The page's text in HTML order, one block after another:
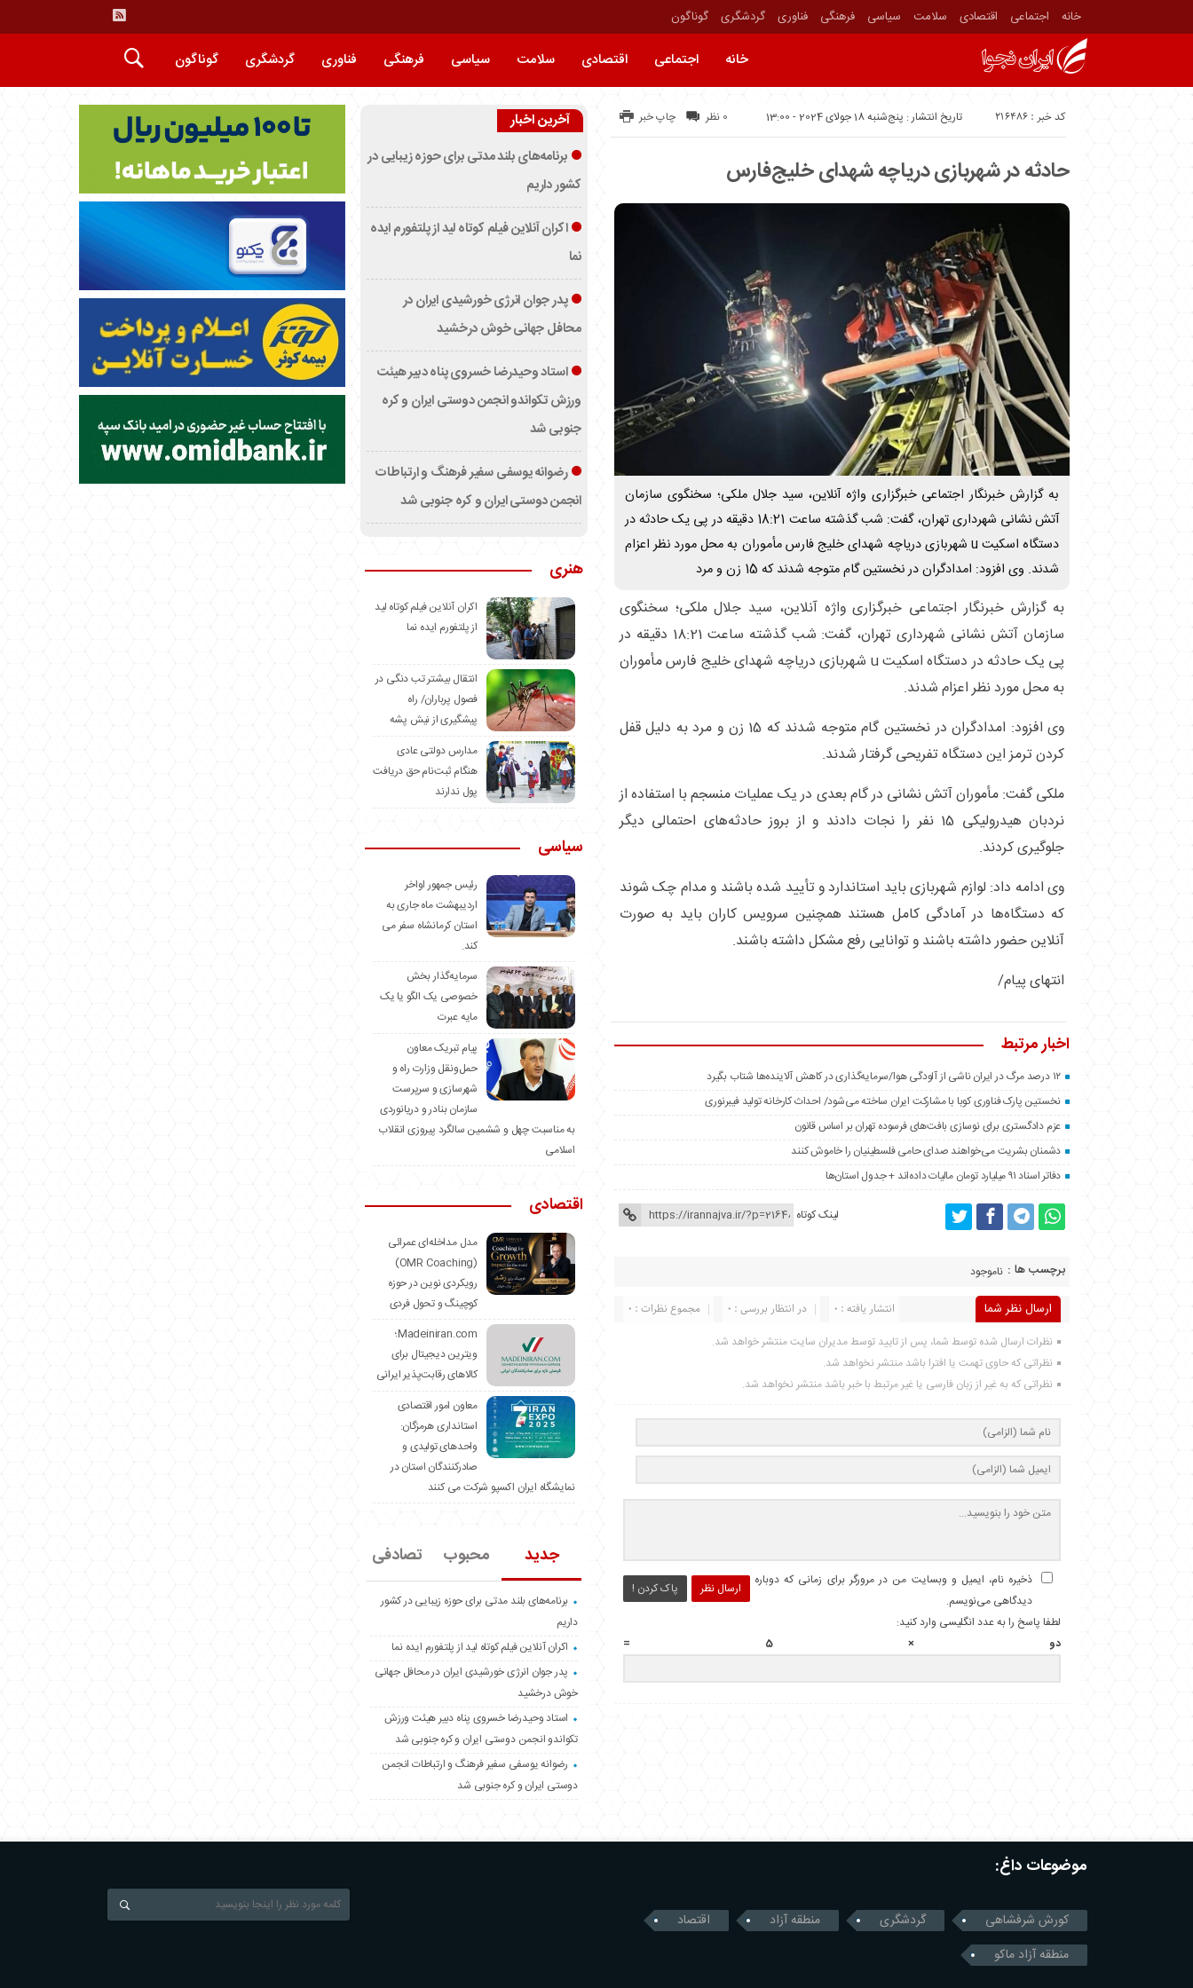
خانه اجتماعی اقتصادی سلامت سیاسی فرهنگی فناوری گردشگری گوناگون
خانه اجتماعی اقتصادی سلامت سیاسی فرهنگی فناوری گردشگری گوناگون
تاریخ انتشار : پنج‌شنبه 18 جولای 2024 - 13:00 کد خبر : 216486 چاپ خبر 0 نظر
حادثه در شهربازی دریاچه شهدای خلیج‌فارس
به گزارش خبرنگار اجتماعی خبرگزاری واژه آنلاین، سید جلال ملکی؛ سخنگوی سازمان
آتش نشانی شهرداری تهران، گفت: شب گذشته ساعت 18:21 دقیقه در پی یک حادثه در
دستگاه اسکیت u شهربازی دریاچه شهدای خلیج فارس مأموران به محل مورد نظر اعزام
شدند. وی افزود: امدادگران در نخستین گام متوجه شدند که 15 زن و مرد
به گزارش خبرنگار اجتماعی خبرگزاری واژه آنلاین، سید جلال ملکی؛ سخنگوی
سازمان آتش نشانی شهرداری تهران، گفت: شب گذشته ساعت 18:21 دقیقه در
پی یک حادثه در دستگاه اسکیت u شهربازی دریاچه شهدای خلیج فارس مأموران
به محل مورد نظر اعزام شدند.
وی افزود: امدادگران در نخستین گام متوجه شدند که 15 زن و مرد به دلیل قفل
کردن ترمز این دستگاه تفریحی گرفتار شدند.
ملکی گفت: مأموران آتش نشانی در گام بعدی در یک عملیات منسجم با استفاده از
نردبان هیدرولیکی 15 نفر را نجات دادند و از بروز حادثه‌های احتمالی دیگر
جلوگیری کردند.
وی ادامه داد: لوازم شهربازی باید استاندارد و تأیید شده باشند و مدام چک شوند
که دستگاه‌ها در آمادگی کامل هستند همچنین سرویس کاران باید به صورت
آنلاین حضور داشته باشند و توانایی رفع مشکل داشته باشند.
انتهای پیام/
اخبار مرتبط
۱۲ درصد مرگ در ایران ناشی از آلودگی هوا/سرمایه‌گذاری در کاهش آلاینده‌ها شتاب بگیرد
نخستین پارک فناوری کوبا با مشارکت ایران ساخته می‌شود/ احداث کارخانه تولید فیبرنوری
عزم دادگستری برای نوسازی بافت‌های فرسوده تهران بر اساس قانون
دشمنان بشریت می‌خواهند صدای حامی فلسطینیان را خاموش کنند
دفاتر اسناد ۹۱ میلیارد تومان مالیات داده‌اند + جدول استان‌ها
لینک کوتاه
برچسب ها : ناموجود
ارسال نظر شما مجموع نظرات : 0 در انتظار بررسی : 0 انتشار یافته : 0
نظرات ارسال شده توسط شما، پس از تایید توسط مدیران سایت منتشر خواهد شد.
نظراتی که حاوی تهمت یا افترا باشد منتشر نخواهد شد.
نظراتی که به غیر از زبان فارسی یا غیر مرتبط با خبر باشد منتشر نخواهد شد.
ارسال نظر پاک کردن !
ذخیره نام، ایمیل و وبسایت من در مرورگر برای زمانی که دوباره
دیدگاهی می‌نویسم.
لطفا پاسخ را به عدد انگلیسی وارد کنید:
دو × 5 =
آخرین اخبار
برنامه‌های بلند مدتی برای حوزه زیبایی در
کشور داریم
اکران آنلاین فیلم کوتاه لید از پلتفورم ایده
نما
پدر جوان انرژی خورشیدی ایران در
محافل جهانی خوش درخشید
استاد وحیدرضا خسروی پناه دبیر هیئت
ورزش تکواندو انجمن دوستی ایران و کره
جنوبی شد
رضوانه یوسفی سفیر فرهنگ و ارتباطات
انجمن دوستی ایران و کره جنوبی شد
هنری
اکران آنلاین فیلم کوتاه لید
از پلتفورم ایده نما
انتقال بیشتر تب دنگی در
فصول پرباران/ راه
پیشگیری از نیش پشه
مدارس دولتی عادی
هنگام ثبت‌نام حق دریافت
پول ندارند
سیاسی
رئیس جمهور اواخر
اردیبهشت ماه جاری به
استان کرمانشاه سفر می
کند.
سرمایه‌گذار بخش
خصوصی یک الگو یا یک
مایه عبرت
️پیام تبریک معاون
حمل‌ونقل وزارت راه و
شهرسازی و سرپرست
سازمان بنادر و دریانوردی
به مناسبت چهل و ششمین سالگرد پیروزی انقلاب
اسلامی
اقتصادی
مدل مداخله‌ای عمرائی
(OMR Coaching)
رویکردی نوین در حوزه
کوچینگ و تحول فردی
Madeiniran.com؛
ویترین دیجیتال برای
کالاهای رقابت‌پذیر ایرانی
معاون امور اقتصادی
استانداری هرمزگان:
واحدهای تولیدی و
صادرکنندگان استان در
نمایشگاه ایران اکسپو شرکت می کنند
جدید محبوب تصادفی
برنامه‌های بلند مدتی برای حوزه زیبایی در کشور
داریم
اکران آنلاین فیلم کوتاه لید از پلتفورم ایده نما
پدر جوان انرژی خورشیدی ایران در محافل جهانی
خوش درخشید
استاد وحیدرضا خسروی پناه دبیر هیئت ورزش
تکواندو انجمن دوستی ایران و کره جنوبی شد
رضوانه یوسفی سفیر فرهنگ و ارتباطات انجمن
دوستی ایران و کره جنوبی شد
موضوعات داغ:
کورش شرفشاهی گردشگری منطقه آزاد
اقتصاد
منطقه آزاد ماکو